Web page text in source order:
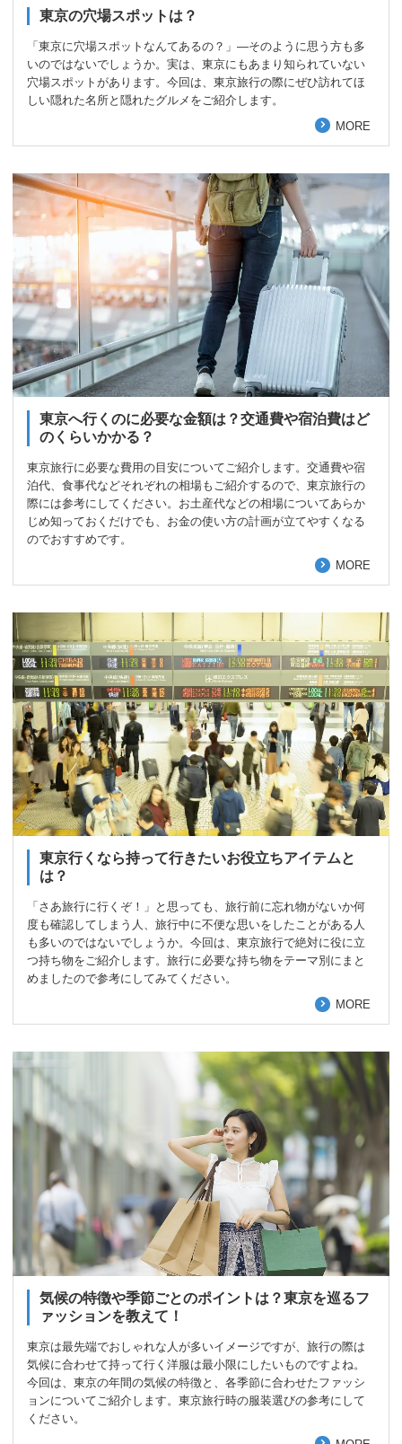
東京の穴場スポットは？
「東京に穴場スポットなんてあるの？」―そのように思う方も多
いのではないでしょうか。実は、東京にもあまり知られていない
穴場スポットがあります。今回は、東京旅行の際にぜひ訪れてほ
しい隠れた名所と隠れたグルメをご紹介します。
MORE
東京へ行くのに必要な金額は？交通費や宿泊費はど
のくらいかかる？
東京旅行に必要な費用の目安についてご紹介します。交通費や宿
泊代、食事代などそれぞれの相場もご紹介するので、東京旅行の
際には参考にしてください。お土産代などの相場についてあらか
じめ知っておくだけでも、お金の使い方の計画が立てやすくなる
のでおすすめです。
MORE
東京行くなら持って行きたいお役立ちアイテムと
は？
「さあ旅行に行くぞ！」と思っても、旅行前に忘れ物がないか何
度も確認してしまう人、旅行中に不便な思いをしたことがある人
も多いのではないでしょうか。今回は、東京旅行で絶対に役に立
つ持ち物をご紹介します。旅行に必要な持ち物をテーマ別にまと
めましたので参考にしてみてください。
MORE
気候の特徴や季節ごとのポイントは？東京を巡るフ
ァッションを教えて！
東京は最先端でおしゃれな人が多いイメージですが、旅行の際は
気候に合わせて持って行く洋服は最小限にしたいものですよね。
今回は、東京の年間の気候の特徴と、各季節に合わせたファッシ
ョンについてご紹介します。東京旅行時の服装選びの参考にして
ください。